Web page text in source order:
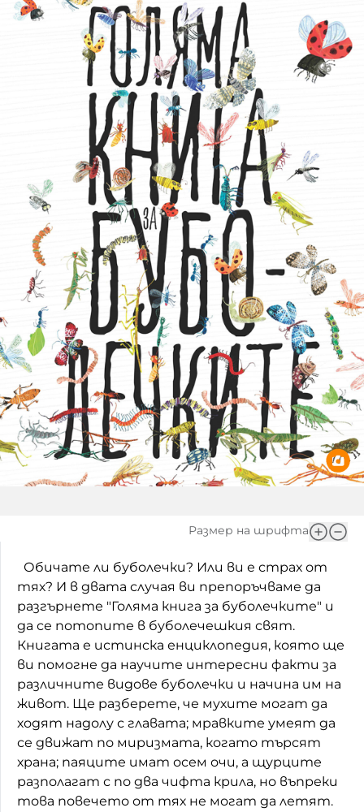
Фантазирай
Приказки
История на изкуството
Музикална кутийка
От соул до рокендрол
Междучасие
Яйцето на света
Къщата
Златната ябълка
Непознатите думи
Като Айнщайн
Домашен любимец
Питаме Ви
До ре ми
Игри
Кои сме ние?
За вас, родители
БНР Новини
Архивен фонд на БНР
Размер на шрифта
Обичате ли буболечки? Или ви е страх от
тях? И в двата случая ви препоръчваме да
разгърнете "Голяма книга за буболечките" и
да се потопите в буболечешкия свят.
Книгата е истинска енциклопедия, която ще
ви помогне да научите интересни факти за
различните видове буболечки и начина им на
живот. Ще разберете, че мухите могат да
ходят надолу с главата; мравките умеят да
се движат по миризмата, когато търсят
храна; паяците имат осем очи, а щурците
разполагат с по два чифта крила, но въпреки
това повечето от тях не могат да летят.